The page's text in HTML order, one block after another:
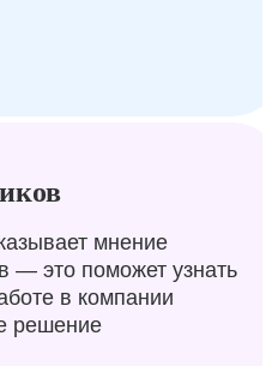
мнение
— это поможет узнать
в компании
решение